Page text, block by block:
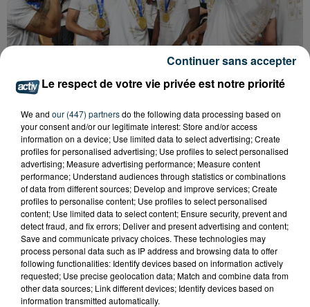
BOUT
Le respect de votre vie privée est notre priorité
We and our (447) partnersdo the following data processing based on
your consent and/or our legitimate interest: Store and/or access
information on a device; Use limited data to select advertising; Create
profiles for personalised advertising; Use profiles to select personalised
advertising; Measure advertising performance; Measure content
performance; Understand audiences through statistics or combinations
of data from different sources; Develop and improve services; Create
profiles to personalise content; Use profiles to select personalised
content; Use limited data to select content; Ensure security, prevent and
detect fraud, and fix errors; Deliver and present advertising and content;
Save and communicate privacy choices. These technologies may
process personal data such as IP address and browsing data to offer
following functionalities: Identify devices based on information actively
requested; Use precise geolocation data; Match and combine data from
other data sources; Link different devices; Identify devices based on
information transmitted automatically.
Continuer sans accepter